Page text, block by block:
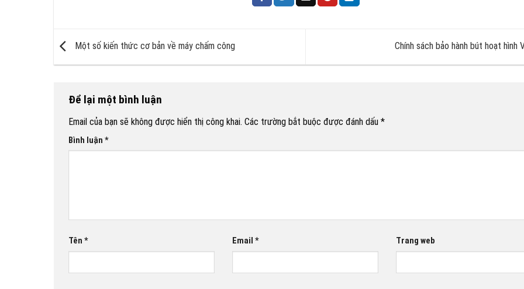
Một số kiến thức cơ bản về máy chấm công Chính sách bảo hành bút hoạt hình
Để lại một bình luận
Email của bạn sẽ không được hiển thị công khai. Các trường bắt buộc được đánh dấu *
Bình luận *
Tên * Email * Trang web